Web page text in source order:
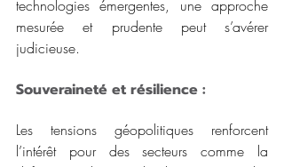
technologies émergentes, une approche
mesurée et prudente peut s’avérer
judicieuse.
Souveraineté et résilience :
Les tensions géopolitiques renforcent
l’intérêt pour des secteurs comme la